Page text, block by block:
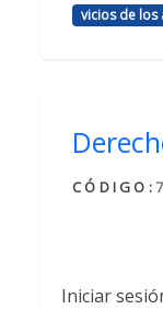
vicios de los
CÓDIGO:
Iniciar